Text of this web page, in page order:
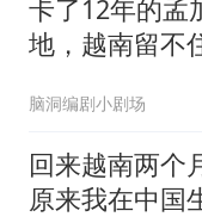
卡了12年的孟
地，越南留不
脑洞编剧小剧场
回来越南两个
原来我在中国